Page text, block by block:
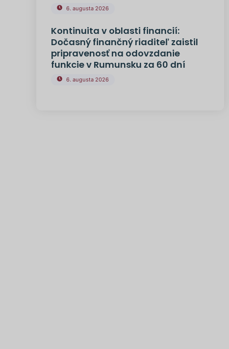
6. augusta 2026
Kontinuita v oblasti financií:
Dočasný finančný riaditeľ zaistil
pripravenosť na odovzdanie
funkcie v Rumunsku za 60 dní
6. augusta 2026